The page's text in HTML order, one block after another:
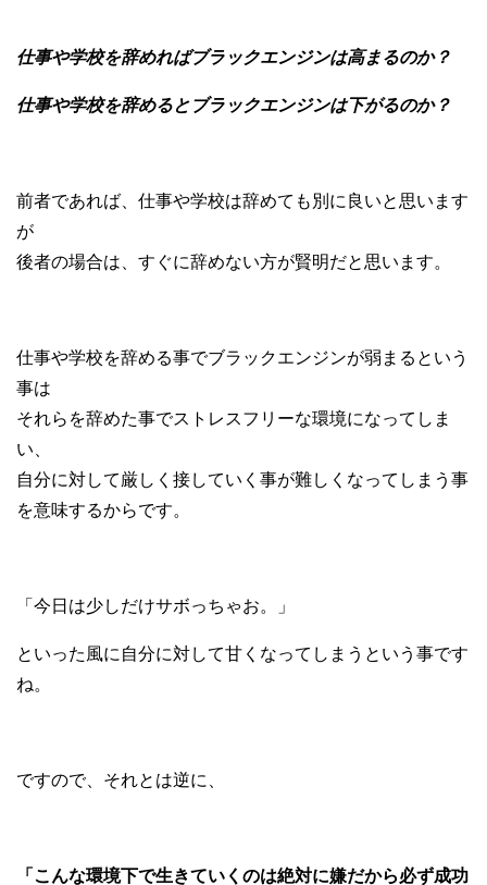
仕事や学校を辞めればブラックエンジンは高まるのか？
仕事や学校を辞めるとブラックエンジンは下がるのか？
前者であれば、仕事や学校は辞めても別に良いと思います
が
後者の場合は、すぐに辞めない方が賢明だと思います。
仕事や学校を辞める事でブラックエンジンが弱まるという
事は
それらを辞めた事でストレスフリーな環境になってしま
い、
自分に対して厳しく接していく事が難しくなってしまう事
を意味するからです。
「今日は少しだけサボっちゃお。」
といった風に自分に対して甘くなってしまうという事です
ね。
ですので、それとは逆に、
「こんな環境下で生きていくのは絶対に嫌だから必ず成功